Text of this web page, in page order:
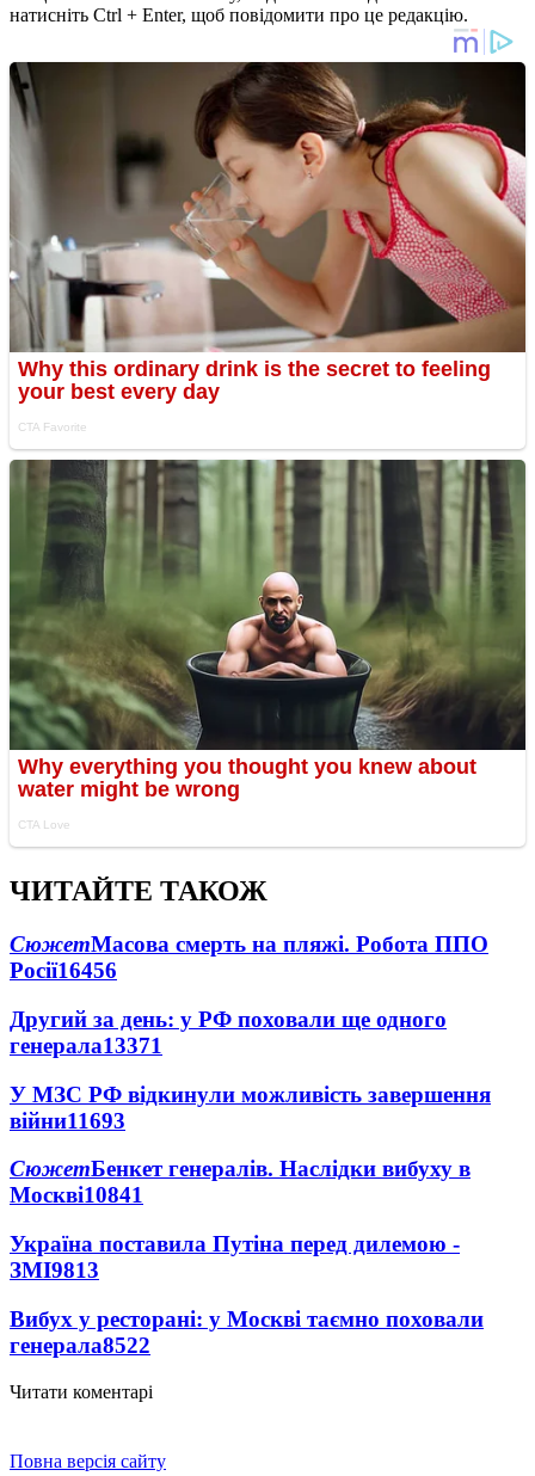
натисніть Ctrl + Enter, щоб повідомити про це редакцію.
ЧИТАЙТЕ ТАКОЖ
СюжетМасова смерть на пляжі. Робота ППО
Росії16456
Другий за день: у РФ поховали ще одного
генерала13371
У МЗС РФ відкинули можливість завершення
війни11693
СюжетБенкет генералів. Наслідки вибуху в
Москві10841
Україна поставила Путіна перед дилемою -
ЗМІ9813
Вибух у ресторані: у Москві таємно поховали
генерала8522
Читати коментарі
Повна версія сайту